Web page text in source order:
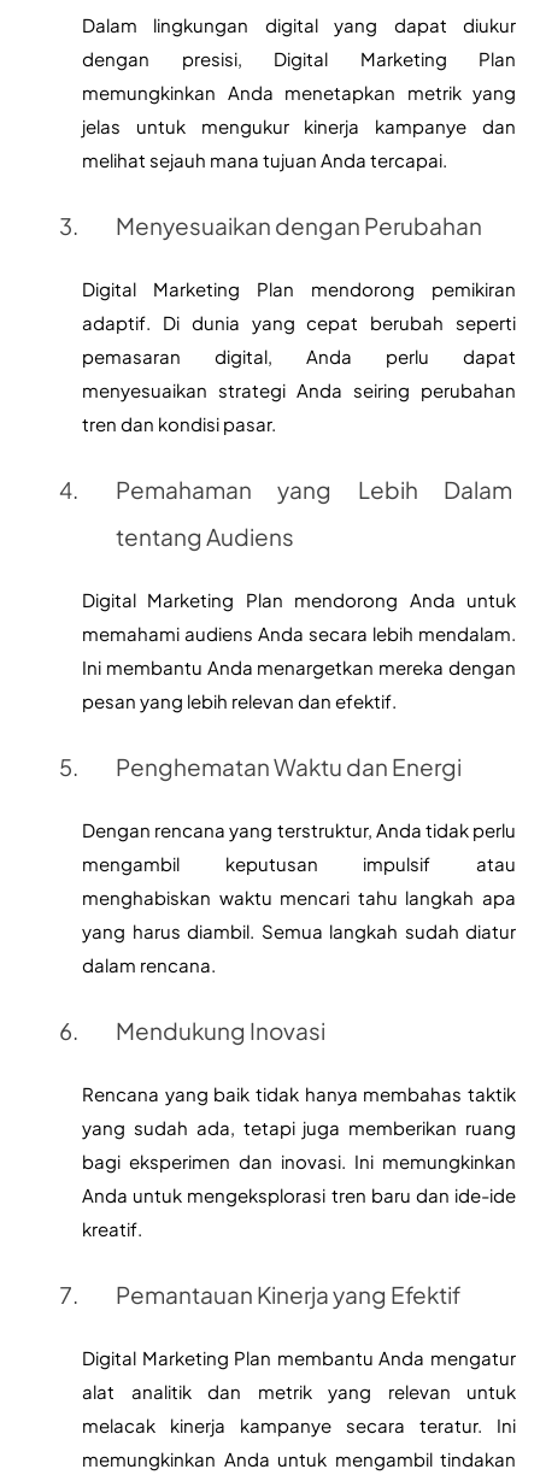
Dalam lingkungan digital yang dapat diukur
dengan presisi, Digital Marketing Plan
memungkinkan Anda menetapkan metrik yang
jelas untuk mengukur kinerja kampanye dan
melihat sejauh mana tujuan Anda tercapai.
Menyesuaikan dengan Perubahan
Digital Marketing Plan mendorong pemikiran
adaptif. Di dunia yang cepat berubah seperti
pemasaran digital, Anda perlu dapat
menyesuaikan strategi Anda seiring perubahan
tren dan kondisi pasar.
Pemahaman yang Lebih Dalam
tentang Audiens
Digital Marketing Plan mendorong Anda untuk
memahami audiens Anda secara lebih mendalam.
Ini membantu Anda menargetkan mereka dengan
pesan yang lebih relevan dan efektif.
Penghematan Waktu dan Energi
Dengan rencana yang terstruktur, Anda tidak perlu
mengambil keputusan impulsif atau
menghabiskan waktu mencari tahu langkah apa
yang harus diambil. Semua langkah sudah diatur
dalam rencana.
Mendukung Inovasi
Rencana yang baik tidak hanya membahas taktik
yang sudah ada, tetapi juga memberikan ruang
bagi eksperimen dan inovasi. Ini memungkinkan
Anda untuk mengeksplorasi tren baru dan ide-ide
kreatif.
Pemantauan Kinerja yang Efektif
Digital Marketing Plan membantu Anda mengatur
alat analitik dan metrik yang relevan untuk
melacak kinerja kampanye secara teratur. Ini
memungkinkan Anda untuk mengambil tindakan